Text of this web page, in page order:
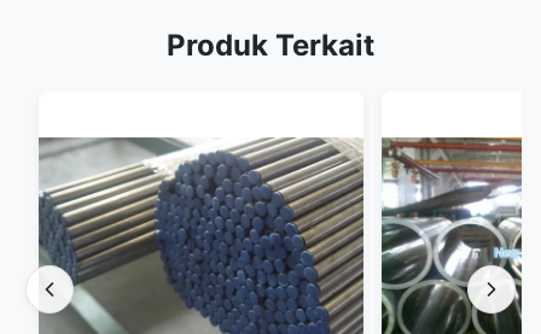
Produk Terkait